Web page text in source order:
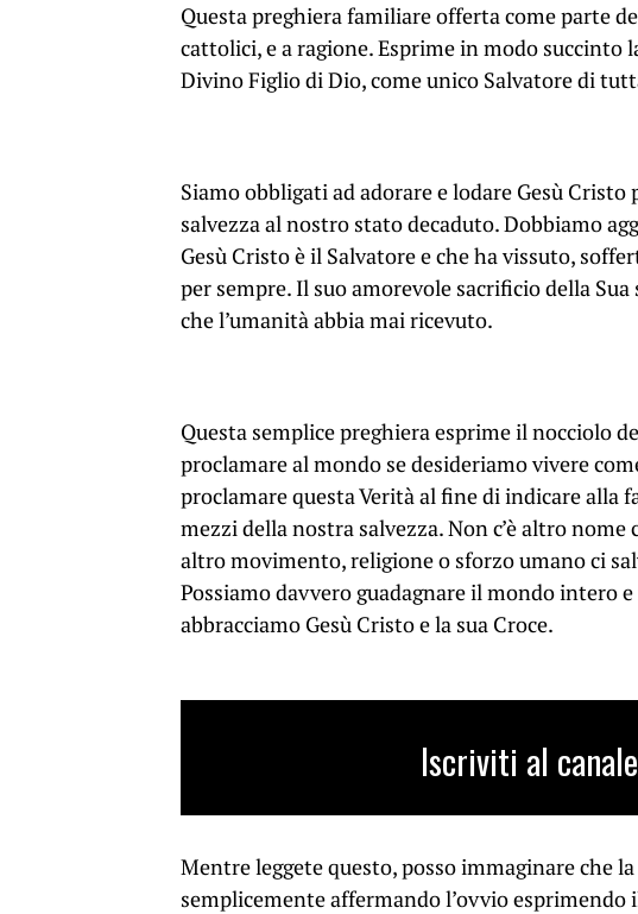
Questa preghiera familiare offerta come parte
cattolici, e a ragione. Esprime in modo succinto
Divino Figlio di Dio, come unico Salvatore di
Siamo obbligati ad adorare e lodare Gesù
salvezza al nostro stato decaduto. Dobbiamo
Gesù Cristo è il Salvatore e che ha vissuto,
per sempre. Il suo amorevole sacrificio della
che l’umanità abbia mai ricevuto.
Questa semplice preghiera esprime il nocciolo
proclamare al mondo se desideriamo vivere
proclamare questa Verità al fine di indicare alla
mezzi della nostra salvezza. Non c’è altro
altro movimento, religione o sforzo umano ci
Possiamo davvero guadagnare il mondo intero
abbracciamo Gesù Cristo e la sua Croce.
Iscriviti al
Mentre leggete questo, posso immaginare che
semplicemente affermando l’ovvio esprimendo